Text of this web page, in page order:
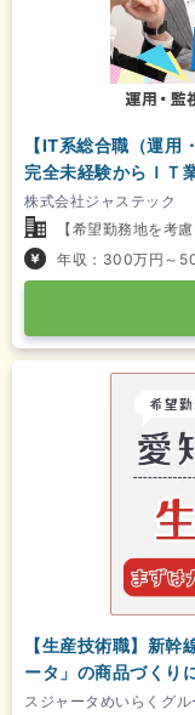
【IT系総合職（運用
完全未経験からＩＴ
株式会社ジャステック
【希望勤務地を考
年収：300万円～
【生産技術職】新
ータ」の商品づくり
スジャータめいらくグ